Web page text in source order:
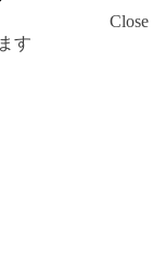
Close
す